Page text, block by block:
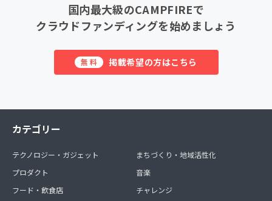
国内最大級のCAMPFIREで
クラウドファンディングを始めましょう
無料 掲載希望の方はこちら
カテゴリー
テクノロジー・ガジェット
プロダクト
フード・飲食店
まちづくり・地域活性化
音楽
チャレンジ